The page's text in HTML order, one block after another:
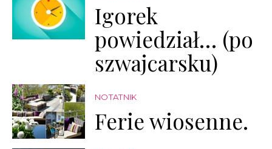
Igorek
powiedział… (po
szwajcarsku)
NOTATNIK
Ferie wiosenne.